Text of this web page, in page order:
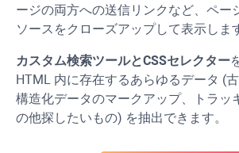
ージの両方への送信リンクなど、ペー
ソースをクローズアップして表示しま
カスタム検索ツールとCSSセレクター
HTML 内に存在するあらゆるデータ (古
構造化データのマークアップ、トラッ
の他探したいもの) を抽出できます。